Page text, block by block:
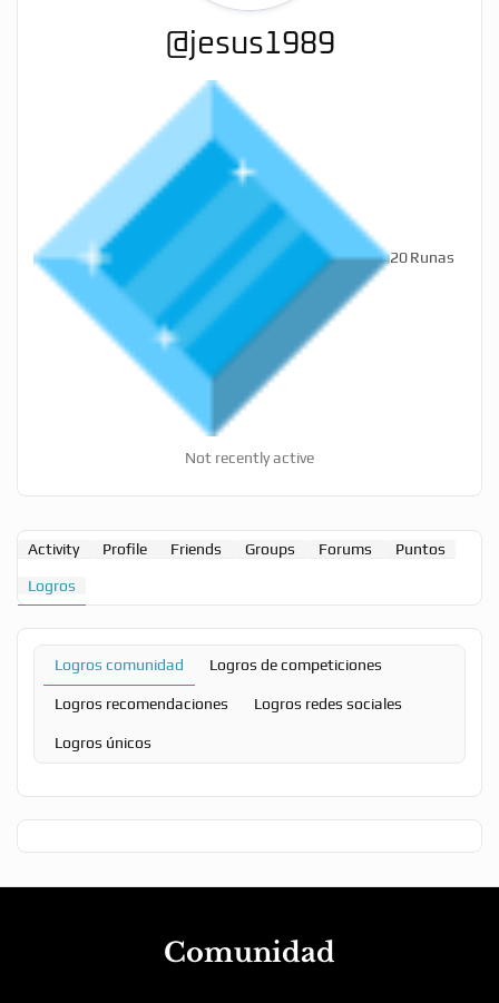
@jesus1989
20Runas
Not recently active
Activity Profile Friends Groups Forums Puntos
Logros
Logros comunidad Logros de competiciones
Logros recomendaciones Logros redes sociales
Logros únicos
Comunidad